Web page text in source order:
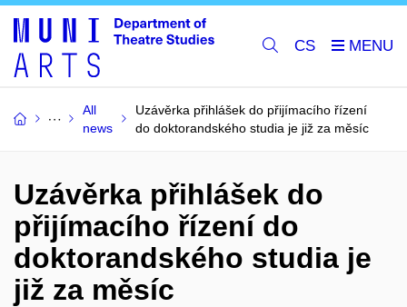
CS
All
news
Uzávěrka přihlášek do přijímacího řízení
do doktorandského studia je již za měsíc
Uzávěrka přihlášek do
přijímacího řízení do
doktorandského studia je
již za měsíc